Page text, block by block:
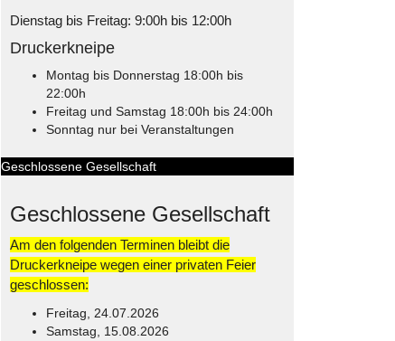
Dienstag bis Freitag: 9:00h bis 12:00h
Druckerkneipe
Montag bis Donnerstag 18:00h bis
22:00h
Freitag und Samstag 18:00h bis 24:00h
Sonntag nur bei Veranstaltungen
Geschlossene Gesellschaft
Geschlossene Gesellschaft
Am den folgenden Terminen bleibt die
Druckerkneipe wegen einer privaten Feier
geschlossen:
Freitag, 24.07.2026
Samstag, 15.08.2026